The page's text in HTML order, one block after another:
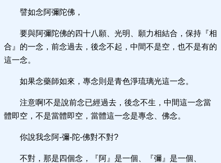
譬如念阿彌陀佛，
要與阿彌陀佛的四十八願、光明、願力相結合，保持『相
合』的一念，前念過去，後念不起，中間不是空，也不是有的
這一念。
如果念藥師如來，專念則是青色淨琉璃光這一念。
注意啊!不是說前念已經過去，後念不生，中間這一念當
體即空，不是當體即空，當體這一念是專念、佛念。
你說我念阿-彌-陀-佛對不對?
不對，那是四個念，『阿』是一個、『彌』是一個、